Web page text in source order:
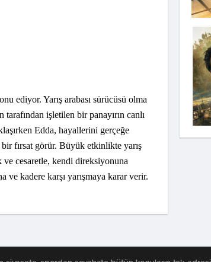
ediyor. Yarış arabası sürücüsü olma
işletilen bir panayırın canlı
Edda, hayallerini gerçeğe
fırsat görür. Büyük etkinlikte yarış
ve cesaretle, kendi direksiyonuna
kadere karşı yarışmaya karar verir.